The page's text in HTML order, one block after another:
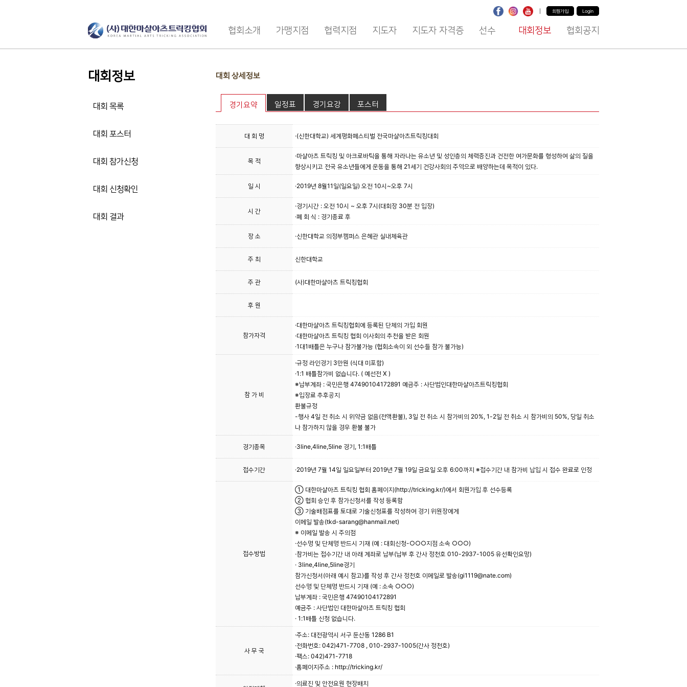
회원가입 Login
협회소개 가맹지점 협력지점 지도자 지도자 자격증 선수 대회정보 협회공지
대회정보
대회 목록
대회 포스터
대회 참가신청
대회 신청확인
대회 결과
대회 상세정보
경기요약 일정표 경기요강 포스터
대 회 명 ·(신한대학교) 세계평화페스티벌 전국마샬아츠트릭킹대회
목 적
·마샬아츠 트릭킹 및 아크로바틱을 통해 자라나는 유소년 및 성인층의 체력증진과 건전한 여가문화를 형성하여 삶의 질을
향상시키고 전국 유소년들에게 운동을 통해 21세기 건강사회의 주역으로 배양하는데 목적이 있다.
일 시 ·2019년 8월11일(일요일) 오전 10시~오후 7시
시 간
·경기시간 : 오전 10시 ~ 오후 7시(대회장 30분 전 입장)
·폐 회 식 : 경기종료 후
장 소 ·신한대학교 의정부캠퍼스 은혜관 실내체육관
주 최 신한대학교
주 관 (사)대한마샬아츠 트릭킹협회
후 원
참가자격
·대한마샬아츠 트릭킹협회에 등록된 단체의 가입 회원
·대한마샬아츠 트릭킹 협회 이사회의 추천을 받은 회원
·1대1배틀은 누구나 참가불가능 (협회소속이 외 선수들 참가 불가능)
참 가 비
·규정 라인경기 3만원 (식대 미포함)
·1:1 배틀참가비 없습니다. ( 예선전 X )
※납부계좌 : 국민은행 47490104172891 예금주 : 사단법인대한마샬아츠트릭킹협회
※입장료 추후공지
환불규정
-행사 4일 전 취소 시 위약금 없음(전액환불), 3일 전 취소 시 참가비의 20%, 1-2일 전 취소 시 참가비의 50%, 당일 취소
나 참가하지 않을 경우 환불 불가
경기종목 ·3line,4line,5line 경기, 1:1배틀
접수기간 ·2019년 7월 14일 일요일부터 2019년 7월 19일 금요일 오후 6:00까지 ※접수기간 내 참가비 납입 시 접수 완료로 인정
접수방법
① 대한마샬아츠 트릭킹 협회 홈페이지(http://tricking.kr/)에서 회원가입 후 선수등록
② 협회 승인 후 참가신청서를 작성 등록함
③ 기술배점표를 토대로 기술신청표를 작성하여 경기 위원장에게
이메일 발송(tkd-sarang@hanmail.net)
※ 이메일 발송 시 주의점
·선수명 및 단체명 반드시 기재 (예 : 대회신청-○○○지점 소속 ○○○)
·참가비는 접수기간 내 아래 계좌로 납부(납부 후 간사 정천호 010-2937-1005 유선확인요망)
· 3line,4line,5line경기
참가신청서(아래 예시 참고)를 작성 후 간사 정천호 이메일로 발송(gi1119@nate.com)
선수명 및 단체명 반드시 기재 (예 : 소속 ○○○)
납부계좌 : 국민은행 47490104172891
예금주 : 사단법인 대한마샬아츠 트릭킹 협회
· 1:1배틀 신청 없습니다.
사 무 국
·주소: 대전광역시 서구 둔산동 1286 B1
·전화번호: 042)471-7708 , 010-2937-1005(간사 정천호)
·팩스: 042)471-7718
·홈페이지주소 : http://tricking.kr/
·의료진 및 안전요원 현장배치